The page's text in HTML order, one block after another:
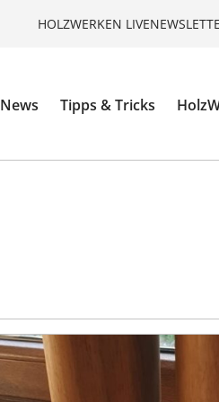
HOLZWERKEN LIVE
News Tipps & Tricks